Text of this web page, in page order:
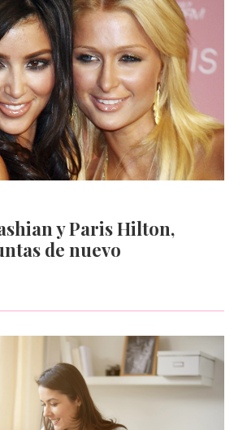
y Paris Hilton,
de nuevo